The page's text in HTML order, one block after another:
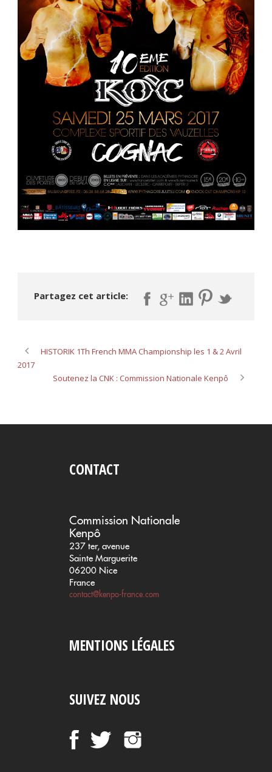
Partagez cet article:
HISTORIK 1Th French MMA Championship les 1 & 2 Avril
2017
Soutenez la CNK : Commission Nationale Kenpô
CONTACT
Commission Nationale
Kenpô
237 ter, avenue
Sainte Marguerite
06200 Nice
France
contact@kenpo-france.com
MENTIONS LÉGALES
SUIVEZ NOUS